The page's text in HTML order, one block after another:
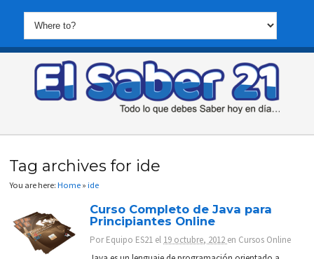
Tag archives for ide
You are here:Home »ide
Curso Completo de Java para
Principiantes Online
PorEquipo ES21 el 19 octubre, 2012 en Cursos Online